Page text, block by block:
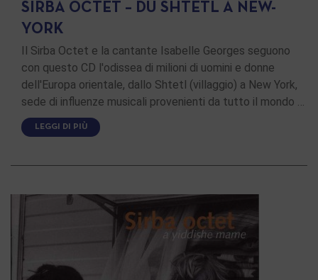
SIRBA OCTET – DU SHTETL À NEW-
YORK
Il Sirba Octet e la cantante Isabelle Georges seguono
con questo CD l'odissea di milioni di uomini e donne
dell'Europa orientale, dallo Shtetl (villaggio) a New York,
sede di influenze musicali provenienti da tutto il mondo …
LEGGI DI PIÙ